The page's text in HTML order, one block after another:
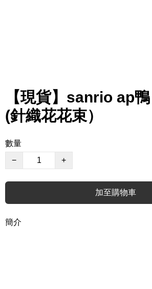
【現貨】sanrio ap
(針織花花束）
數量
−
+
加至購物車
簡介